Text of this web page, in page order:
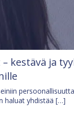
kestävä ja
haluat yhdistää […]